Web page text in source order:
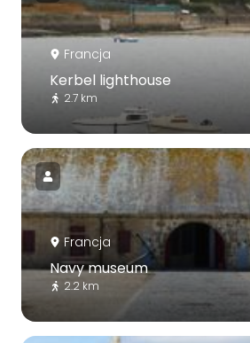
Francja
Kerbel lighthouse
2.7 km
Francja
Navy museum
2.2 km